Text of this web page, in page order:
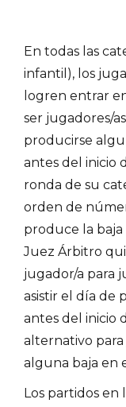
En todas las
infantil), los
logren entrar
ser jugadores/
producirse
antes del inicio
ronda de su
orden de
produce la baja
Juez Árbitro
jugador/a para
asistir el día de
antes del inicio
alternativo
alguna baja en
Los partidos en